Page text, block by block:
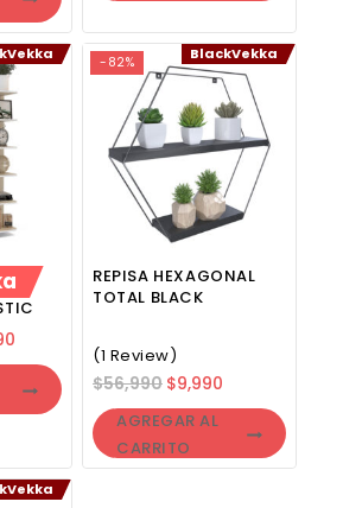
-82% BlackVekka
REPISA HEXAGONAL
TOTAL BLACK
(1 Review)
$56,990 $9,990
AGREGAR AL
CARRITO